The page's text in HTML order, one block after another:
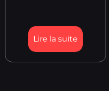
Lire la suite